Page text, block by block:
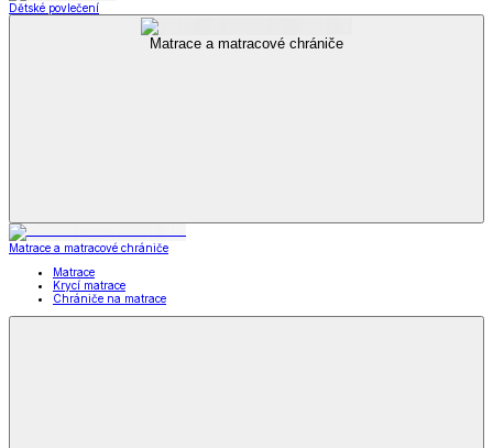
Dětské povlečení
Matrace a matracové chrániče
Matrace a matracové chrániče
Matrace
Krycí matrace
Chrániče na matrace